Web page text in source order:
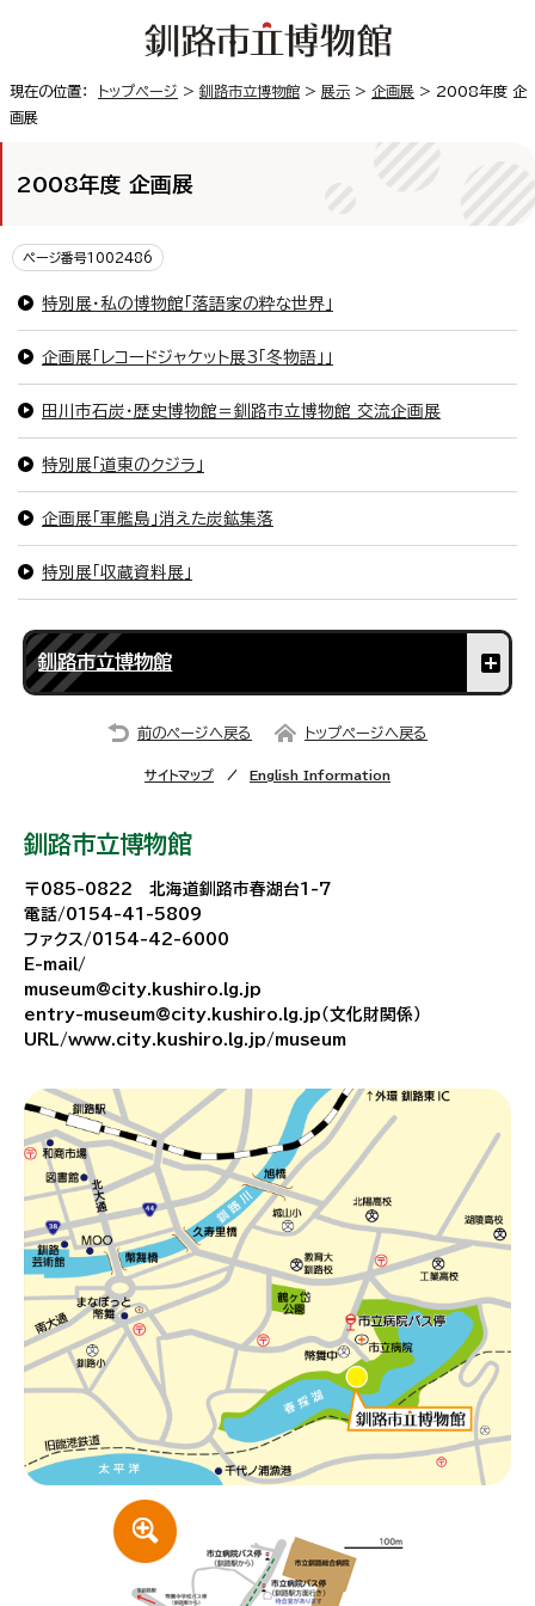
現在の位置： トップページ > 釧路市立博物館 > 展示 > 企画展 > 2008年度 企
画展
2008年度 企画展
ページ番号1002486
特別展・私の博物館「落語家の粋な世界」
企画展「レコードジャケット展3「冬物語」」
田川市石炭・歴史博物館＝釧路市立博物館 交流企画展
特別展「道東のクジラ」
企画展「軍艦島」消えた炭鉱集落
特別展「収蔵資料展」
釧路市立博物館
前のページへ戻る トップページへ戻る
サイトマップ English Information
釧路市立博物館
〒085-0822 北海道釧路市春湖台1-7
電話/0154-41-5809
ファクス/0154-42-6000
E-mail/
museum@city.kushiro.lg.jp
entry-museum@city.kushiro.lg.jp（文化財関係）
URL/www.city.kushiro.lg.jp/museum